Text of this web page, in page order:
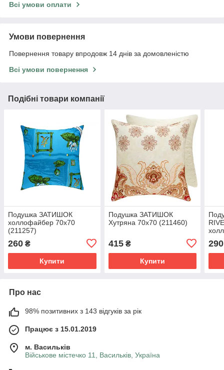
Всі умови оплати
Умови повернення
Повернення товару впродовж 14 днів за домовленістю
Всі умови повернення
Подібні товари компанії
Подушка ЗАТИШОК
холлофайбер 70х70
(211257)
260 ₴
Купити
Подушка ЗАТИШОК
Хутряна 70х70 (211460)
415₴
Купити
290
Про нас
98% позитивних з 143 відгуків за рік
Працює з 15.01.2019
м. Васильків
Військове містечко 11, Васильків, Україна